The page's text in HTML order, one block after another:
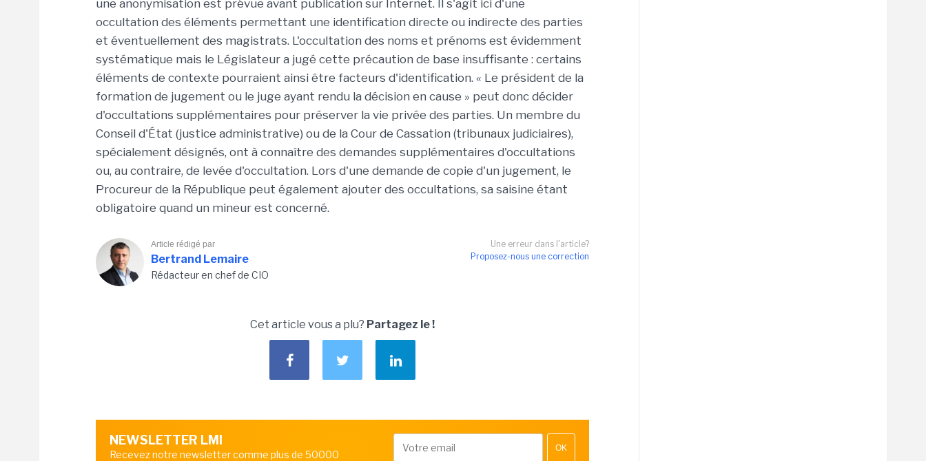
une anonymisation est prévue avant publication sur Internet. Il s'agit ici d'une
occultation des éléments permettant une identification directe ou indirecte des parties
et éventuellement des magistrats. L'occultation des noms et prénoms est évidemment
systématique mais le Législateur a jugé cette précaution de base insuffisante : certains
éléments de contexte pourraient ainsi être facteurs d'identification. « Le président de la
formation de jugement ou le juge ayant rendu la décision en cause » peut donc décider
d'occultations supplémentaires pour préserver la vie privée des parties. Un membre du
Conseil d'État (justice administrative) ou de la Cour de Cassation (tribunaux judiciaires),
spécialement désignés, ont à connaître des demandes supplémentaires d'occultations
ou, au contraire, de levée d'occultation. Lors d'une demande de copie d'un jugement, le
Procureur de la République peut également ajouter des occultations, sa saisine étant
obligatoire quand un mineur est concerné.
Une erreur dans l'article?
Proposez-nous une correction
Article rédigé par
Bertrand Lemaire
Rédacteur en chef de CIO
Cet article vous a plu? Partagez le !
NEWSLETTER LMI
Recevez notre newsletter comme plus de 50000
OK